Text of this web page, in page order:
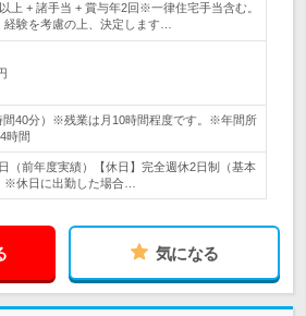
上 + 諸手当 + 賞与年2回※一律住宅手当含む。
験を考慮の上、決定します…
間40分）※残業は月10時間程度です。※年間所
時間
（前年度実績）【休日】完全週休2日制（基本
休日に出勤した場合…
気になる